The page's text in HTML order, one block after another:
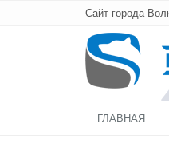
Сайт города
ГЛАВНАЯ